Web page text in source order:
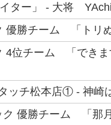
ター」 - 大将
優勝チーム 「ト
4位チーム 「でき
ッチ松本店① - 神崎
ク 優勝チーム 「